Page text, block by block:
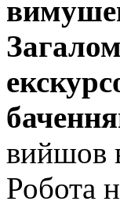
вийшов
Робота